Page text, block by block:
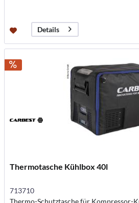
Details
Thermotasche Kühlbox 40l
713710
Thermo-Schutztasche für Kompressor-